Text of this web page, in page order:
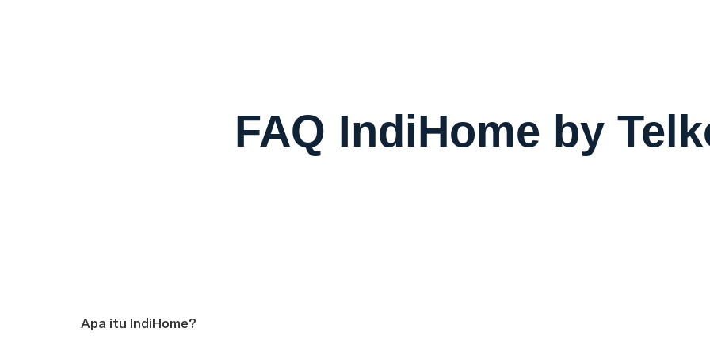
FAQ IndiHome by
Apa itu IndiHome?